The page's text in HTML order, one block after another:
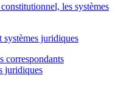
les systèmes
juridiques
correspondants
juridiques